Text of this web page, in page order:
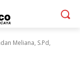
Meliana, S.Pd,